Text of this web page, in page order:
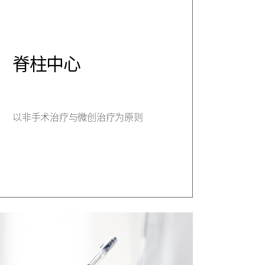
脊柱中心
以非手术治疗与微创治疗为原则